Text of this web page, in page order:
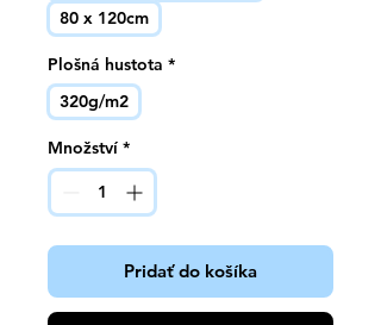
80 x 120cm
Plošná hustota *
320g/m2
Množství *
Pridať do košíka